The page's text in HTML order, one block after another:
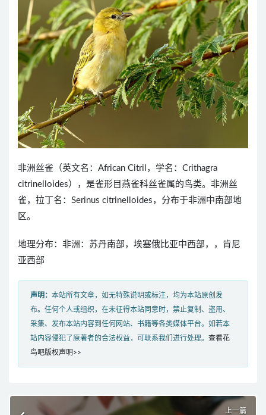
非洲丝雀（英文名：African Citril，学名：Crithagra
citrinelloides），是雀形目燕雀科丝雀属的鸟类。非洲丝
雀，拉丁名：Serinus citrinelloides，分布于非洲中南部地
区。
地理分布：非洲：苏丹南部，埃塞俄比亚中西部，，肯尼
亚西部
声明： 本站所有文章，如无特殊说明或标注，均为本站原创发
布。任何个人或组织，在未征得本站同意时，禁止复制、盗用、
采集、发布本站内容到任何网站、书籍等各类媒体平台。如若本
站内容侵犯了原著者的合法权益，可联系我们进行处理。 查看花
鸟吧版权声明>>
上一篇